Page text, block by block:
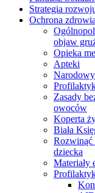
Strategia
Ochrona zdrowia
objaw
Opieka
Apteki
Zasady
owoców
Koperta
Biała
Rozwinąć
dziecka
Materiały